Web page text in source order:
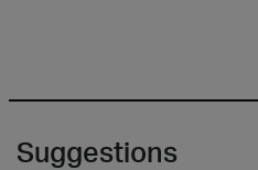
Suggestions